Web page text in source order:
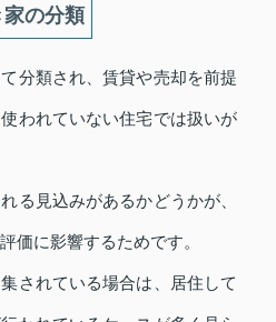
の分類
分類され、賃貸や売却を前提
われていない住宅では扱いが
る見込みがあるかどうかが、
価に影響するためです。
されている場合は、居住して